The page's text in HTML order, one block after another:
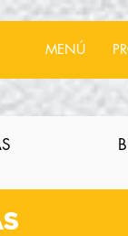
MENÚ